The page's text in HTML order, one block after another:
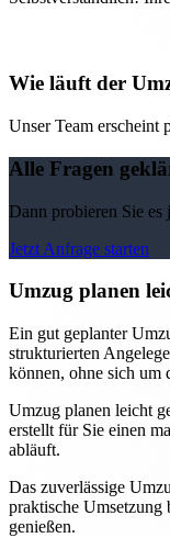
Wie läuft der
Unser Team erscheint
Alle Fragen
Dann probieren Sie
Jetzt Anfrage starten
Umzug planen
Ein gut geplanter
strukturierten
können, ohne sich um
Umzug planen leicht
erstellt für Sie einen
abläuft.
Das zuverlässige
praktische Umsetzung
genießen.